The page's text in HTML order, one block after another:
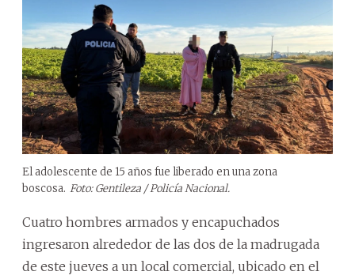
El adolescente de 15 años fue liberado en una zona
boscosa. Foto: Gentileza / Policía Nacional.
Cuatro hombres armados y encapuchados
ingresaron alrededor de las dos de la madrugada
de este jueves a un local comercial, ubicado en el